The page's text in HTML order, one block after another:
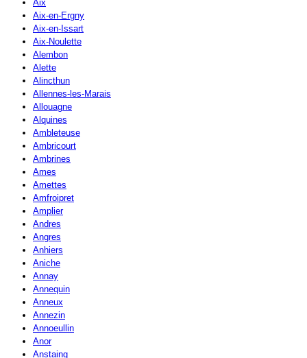
Aix
Aix-en-Ergny
Aix-en-Issart
Aix-Noulette
Alembon
Alette
Alincthun
Allennes-les-Marais
Allouagne
Alquines
Ambleteuse
Ambricourt
Ambrines
Ames
Amettes
Amfroipret
Amplier
Andres
Angres
Anhiers
Aniche
Annay
Annequin
Anneux
Annezin
Annoeullin
Anor
Anstaing